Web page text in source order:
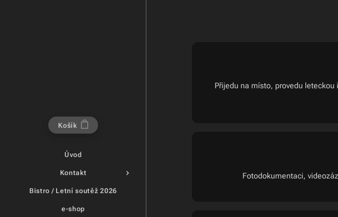
Košík
Úvod
Kontakt
Bistro / Letní soutěž 2026
e-shop
Přijedu na místo, provedu
Fotodokumentaci,